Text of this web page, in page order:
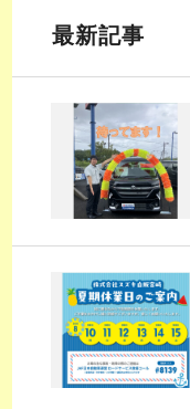
最新記事